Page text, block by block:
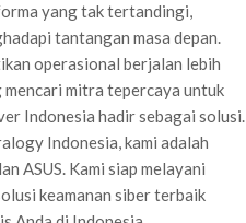
yang tak tertandingi,
tantangan masa depan.
operasional berjalan lebih
mitra tepercaya untuk
Indonesia hadir sebagai solusi.
Indonesia, kami adalah
ASUS. Kami siap melayani
keamanan siber terbaik